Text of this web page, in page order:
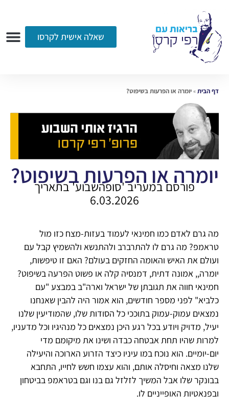
שאלה אישית לקרסו
דף הבית»יומרה או הפרעות בשיפוט?
יומרה או הפרעות בשיפוט?
פורסם במעריב 'סופהשבוע' בתאריך
6.03.2026
מה גרם לאדם כמו חמינאי לעמוד בעזות-מצח כזו מול
טראמפ? מה גרם לו להתרברב ולהתנשא ולהשמיץ קבל עם
ועולם את האיש והאומה החזקים בעולם? האם זו טיפשות,
יומרה,, אמונה דתית, דמנסיה קלה או פשוט הפרעה בשיפוט?
חמינאי חווה את תגובתן של ישראל וארה"ב במבצע "עם
כלביא" לפני מספר חודשים, הוא אמור היה להבין שאנחנו
נמצאים עמוק-עמוק בתוככי כל הסודות שלו, שהמודיעין שלנו
יעיל, מדויק ויודע בכל רגע היכן נמצאים כל מנהיגיו וכל מדעניו,
למרות שהיו תחת אבטחה כבדה ושינו את מיקומם מדי
יום-יומיים. הוא נוכח במו עיניו כיצד הזרוע הארוכה והיעילה
שלנו מצאה וחיסלה אותם, והוא עצמו חשש לחייו, התחבא
בבונקר שלו אבל המשיך לזלזל גם בנו וגם בטראמפ בביטחון
ובפנאטיות האופייניים לו.